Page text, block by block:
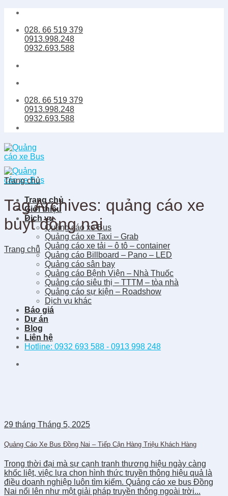
Skip
content028. 66 519 379
0913.998.248
0932.693.588
028. 66 519 379
0913.998.248
0932.693.588
Trang chủ
Giới thiệu
Dịch vụ
Quảng cáo xe Bus
Quảng cáo xe Taxi – Grab
Quảng cáo xe tải – ô tô – container
Quảng cáo Billboard – Pano – LED
Quảng cáo sân bay
Quảng cáo Bệnh Viện – Nhà Thuốc
Quảng cáo siêu thị – TTTM – tòa nhà
Quảng cáo sự kiện – Roadshow
Dịch vụ khác
Báo giá
Dự án
Blog
Liên hệ
Hotline: 0932 693 588 - 0913 998 248
Trang chủ
Tag Archives: quảng cáo xe
buýt đồng nai
Trang chủ
29 tháng Tháng 5, 2025
Quảng Cáo Xe Bus Đồng Nai – Tiếp Cận Hàng Triệu Khách Hàng
Trong thời đại mà sự cạnh tranh thương hiệu ngày càng
khốc liệt, việc lựa chọn hình thức truyền thông hiệu quả là
điều doanh nghiệp luôn tìm kiếm. Quảng cáo xe bus Đồng
Nai nổi lên như một giải pháp truyền thông ngoài trời...